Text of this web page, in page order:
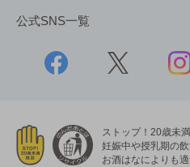
公式SNS一覧
ストップ！20歳未
妊娠中や授乳期の飲
お酒はなによりも適